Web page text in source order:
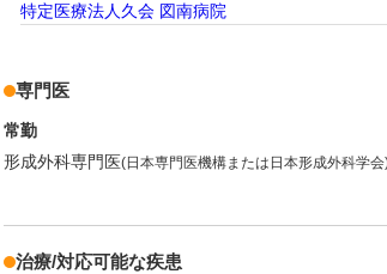
特定医療法人久会 図南病院
専門医
常勤
形成外科専門医(日本専門医機構または日本形成外科学会
治療/対応可能な疾患